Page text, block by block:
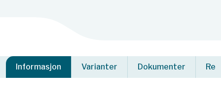
Informasjon Varianter Dokumenter